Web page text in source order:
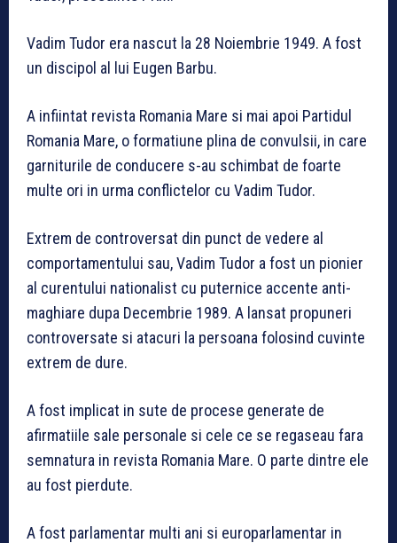
Vadim Tudor era nascut la 28 Noiembrie 1949. A fost
un discipol al lui Eugen Barbu.
A infiintat revista Romania Mare si mai apoi Partidul
Romania Mare, o formatiune plina de convulsii, in care
garniturile de conducere s-au schimbat de foarte
multe ori in urma conflictelor cu Vadim Tudor.
Extrem de controversat din punct de vedere al
comportamentului sau, Vadim Tudor a fost un pionier
al curentului nationalist cu puternice accente anti-
maghiare dupa Decembrie 1989. A lansat propuneri
controversate si atacuri la persoana folosind cuvinte
extrem de dure.
A fost implicat in sute de procese generate de
afirmatiile sale personale si cele ce se regaseau fara
semnatura in revista Romania Mare. O parte dintre ele
au fost pierdute.
A fost parlamentar multi ani si europarlamentar in